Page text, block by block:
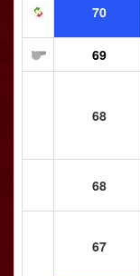
70
69
68
68
67